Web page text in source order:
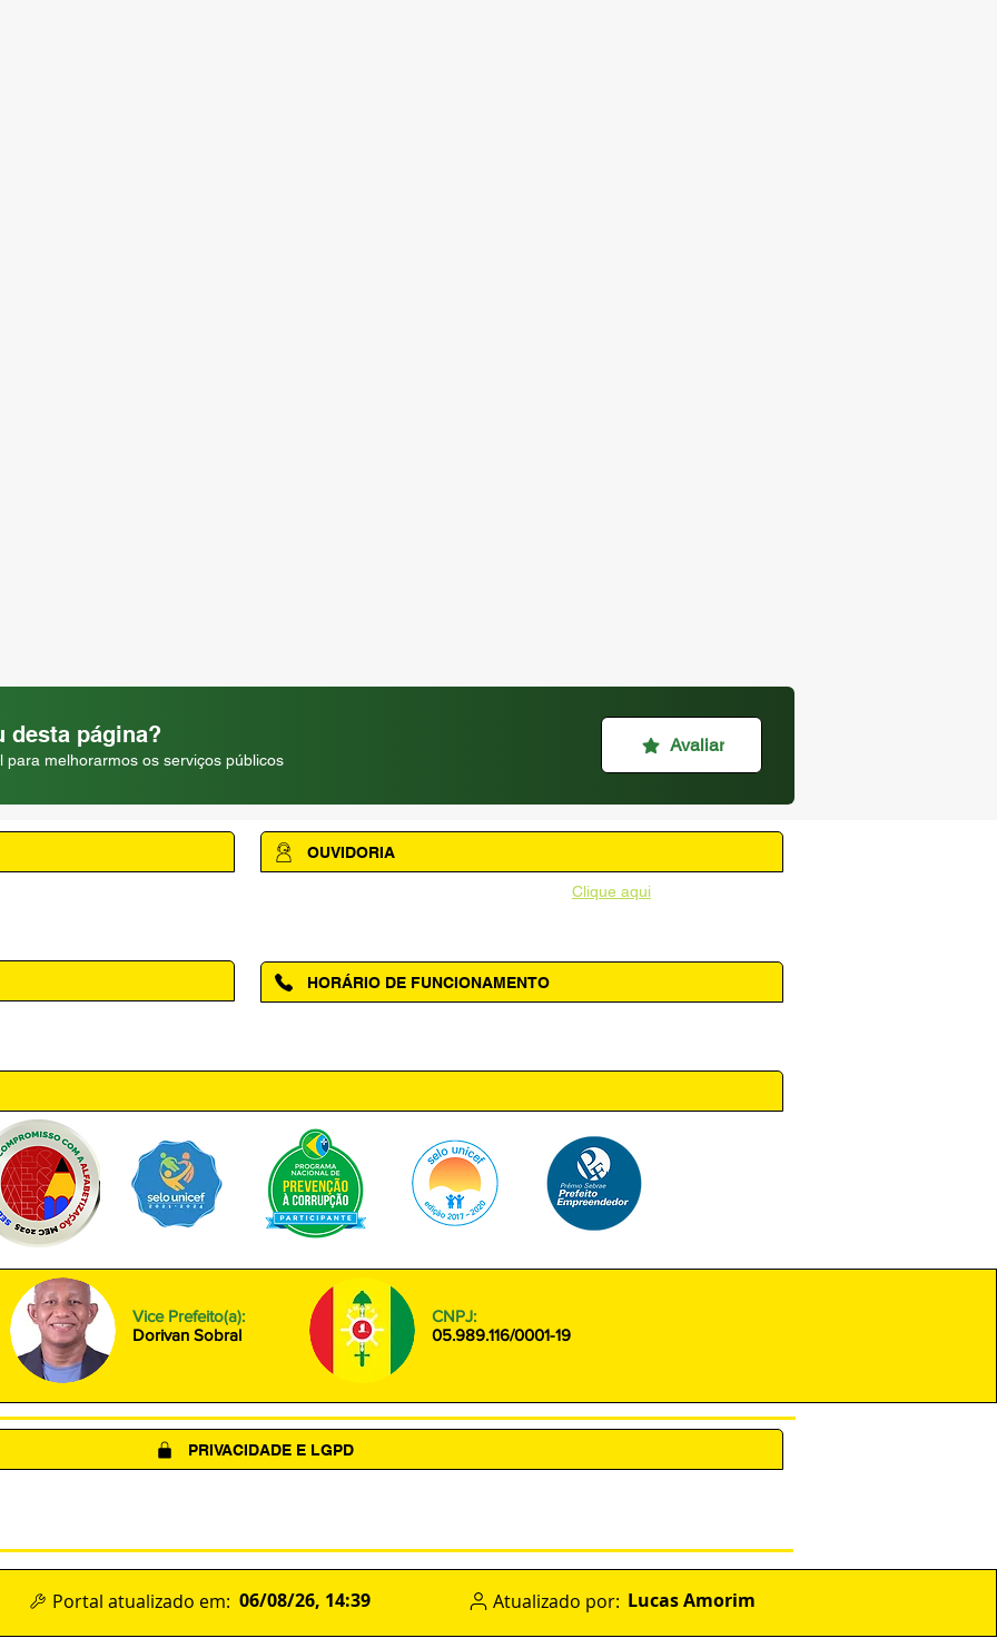
desta página?
para melhorarmos os serviços públicos
Avaliar
Clique aqui
OUVIDORIA
HORÁRIO DE FUNCIONAMENTO
Vice Prefeito(a):
Dorivan Sobral
CNPJ:
05.989.116/0001-19
PRIVACIDADE E LGPD
Portal atualizado em: 06/08/26, 14:39 Atualizado por: Lucas Amorim